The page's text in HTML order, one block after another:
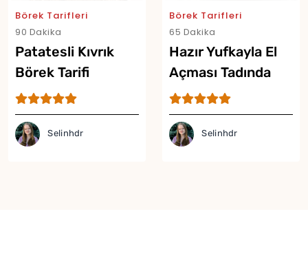
Börek Tarifleri
90 Dakika
Patatesli Kıvrık
Börek Tarifi
Selinhdr
Börek Tarifleri
65 Dakika
Hazır Yufkayla El
Açması Tadında
Çıtır Börek Tarifi
Selinhdr